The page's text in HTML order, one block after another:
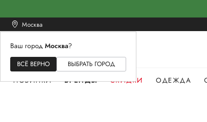
Москва
Ваш город Москва?
ВСЁ ВЕРНО ВЫБРАТЬ ГОРОД
ЖЕНСКОЕМУЖСКОЕ
НОВИНКИ БРЕНДЫ СКИДКИ ОДЕЖДА